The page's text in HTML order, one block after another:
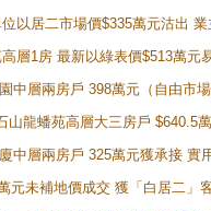
以居二市場價$335萬元沽出
層1房 最新以綠表價$513萬元
中層兩房戶 398萬元（自由市
山龍蟠苑高層大三房戶
中層兩房戶 325萬元獲承接 實
元未補地價成交 獲「白居二」